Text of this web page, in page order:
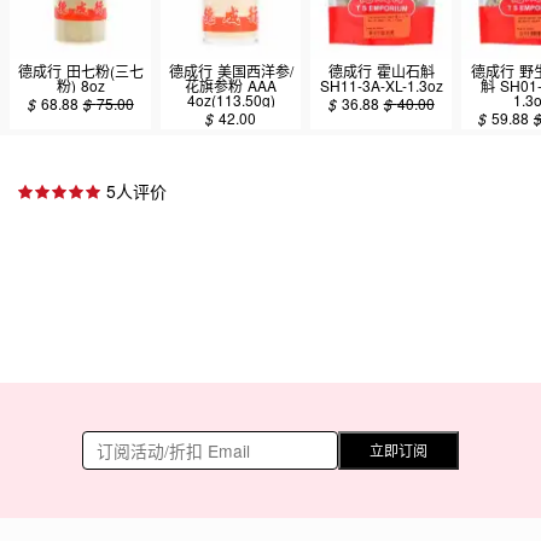
德成行 田七粉(三七
粉) 8oz
$ 68.88 $75.00
德成行 美国西洋参/
花旗参粉 AAA
4oz(113.50g)
$42.00
德成行 霍山石斛
SH11-3A-XL-1.3oz
$ 36.88 $40.00
德成行 野
斛
$59.88
5人评价
立即订阅